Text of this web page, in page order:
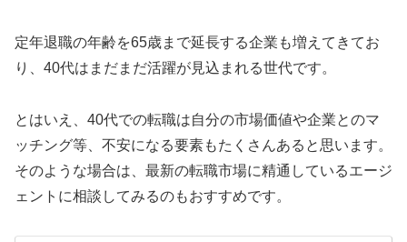
定年退職の年齢を65歳まで延長する企業も増えてきてお
り、40代はまだまだ活躍が見込まれる世代です。
とはいえ、40代での転職は自分の市場価値や企業とのマ
ッチング等、不安になる要素もたくさんあると思います。
そのような場合は、最新の転職市場に精通しているエージ
ェントに相談してみるのもおすすめです。